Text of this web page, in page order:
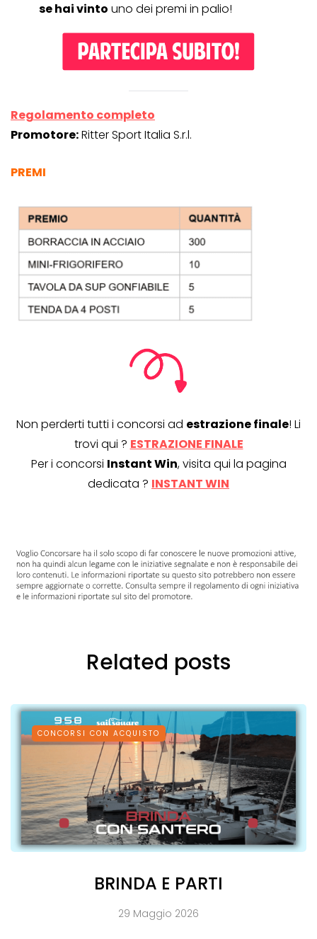
se hai vinto uno dei premi in palio!
Regolamento completo
Promotore:Ritter Sport Italia S.r.l.
PREMI
Non perderti tutti i concorsi ad estrazione finale! Li
trovi qui ? ESTRAZIONE FINALE
Per i concorsi Instant Win, visita qui la pagina
dedicata ? INSTANT WIN
Related posts
CONCORSI CON ACQUISTO
BRINDA E PARTI
29 Maggio 2026